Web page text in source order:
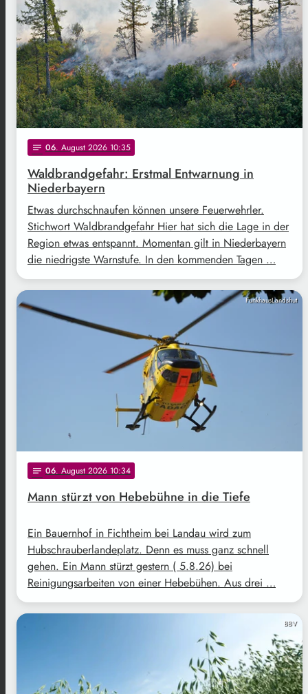
notes 06. August 2026 10:35
Waldbrandgefahr: Erstmal Entwarnung in
Niederbayern
Etwas durchschnaufen können unsere Feuerwehrler.
Stichwort Waldbrandgefahr Hier hat sich die Lage in der
Region etwas entspannt. Momentan gilt in Niederbayern
die niedrigste Warnstufe. In den kommenden Tagen …
FunkhausLandshut
notes 06. August 2026 10:34
Mann stürzt von Hebebühne in die Tiefe
Ein Bauernhof in Fichtheim bei Landau wird zum
Hubschrauberlandeplatz. Denn es muss ganz schnell
gehen. Ein Mann stürzt gestern ( 5.8.26) bei
Reinigungsarbeiten von einer Hebebühen. Aus drei …
BBV